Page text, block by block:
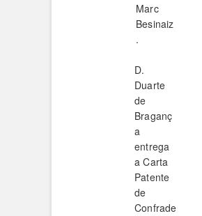
Marc
Besinaiz
.
D.
Duarte
de
Braganç
a
entrega
a Carta
Patente
de
Confrade